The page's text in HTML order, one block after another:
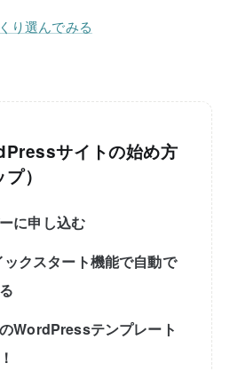
り選んでみる
サイトの始め方
）
に申し込む
クスタート機能で自動で
WordPressテンプレート